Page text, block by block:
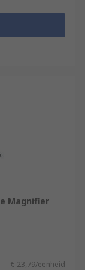
Magnifier
€ 23,79/eenheid